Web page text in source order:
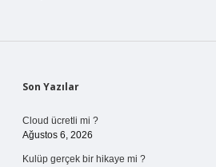
Sidebar
Son Yazılar
Cloud ücretli mi ?
Ağustos 6, 2026
Kulüp gerçek bir hikaye mi ?